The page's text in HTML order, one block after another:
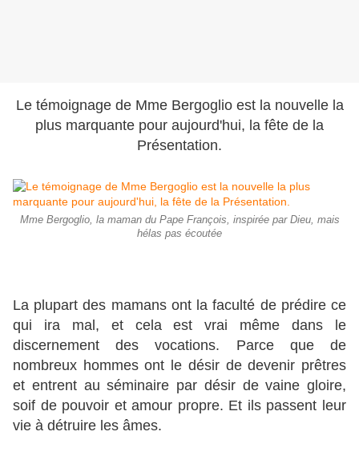
Le témoignage de Mme Bergoglio est la nouvelle la
plus marquante pour aujourd'hui, la fête de la
Présentation.
Mme Bergoglio, la maman du Pape François, inspirée par Dieu, mais
hélas pas écoutée
La plupart des mamans ont la faculté de prédire ce
qui ira mal, et cela est vrai même dans le
discernement des vocations. Parce que de
nombreux hommes ont le désir de devenir prêtres
et entrent au séminaire par désir de vaine gloire,
soif de pouvoir et amour propre. Et ils passent leur
vie à détruire les âmes.